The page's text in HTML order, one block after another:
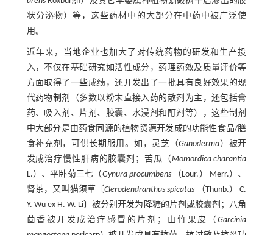
状分泌物）等，这些药材中的大部分在中药中被广泛使
用。
近年来，当地企业也加大了对传统药物的研发和生产投
入，不仅在基础研究如活性成分，药理药效及质量评价等
方面取得了一些成绩，还开发出了一批具有良好效果的现
代药物制剂（多数以粉末直接入药的散剂为主，还包括膏
药、吸入剂、片剂、胶囊、水浸剂和酊剂等），这些制剂
中大部分是由药食同源的植物资源开发成的功能性食品/膳
食补充剂，可供长期服用。如，灵芝（Ganoderma）被开
发成治疗慢性肝病的胶囊剂；苦瓜（Momordica charantia
L.）、平卧菊三七（Gynura procumbens（Lour.） Merr.）、
肾茶，又叫猫须草〔Clerodendranthus spicatus （Thunb.） C.
Y. Wu ex H. W. Li〕被分别开发为降糖的片剂或胶囊剂；八角
茴香被开发成治疗感冒的片剂；山竹果皮（Garcinia